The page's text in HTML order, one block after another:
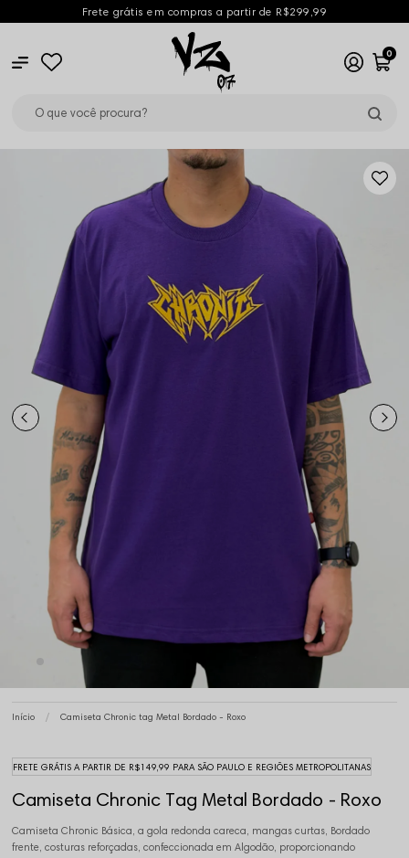
Frete grátis em compras a partir de R$299,99
0
Início Camiseta Chronic tag Metal Bordado - Roxo
FRETE GRÁTIS A PARTIR DE R$149,99 PARA SÃO PAULO E REGIÕES METROPOLITANAS
Camiseta Chronic Tag Metal Bordado - Roxo
Camiseta Chronic Básica, a gola redonda careca, mangas curtas, Bordado
frente, costuras reforçadas, confeccionada em Algodão, proporcionando